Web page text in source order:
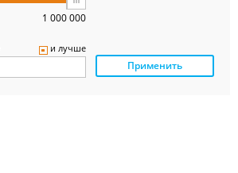
1 000 000
и лучше
Применить